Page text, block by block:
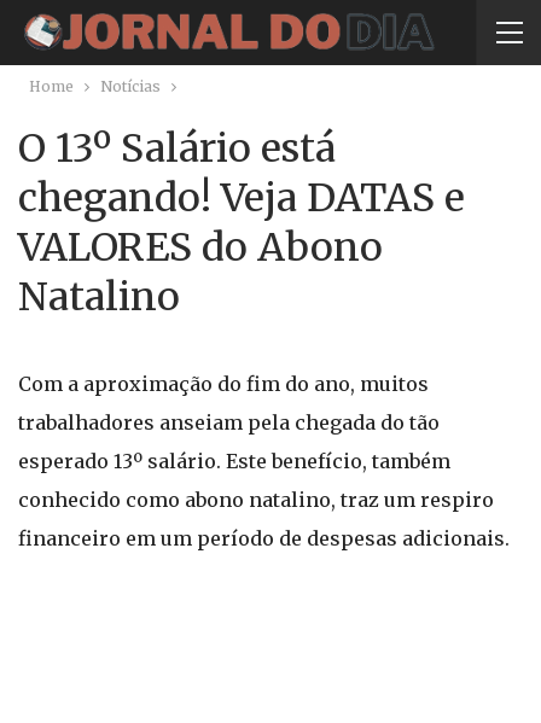
Home Notícias
O 13º Salário está
chegando! Veja DATAS e
VALORES do Abono
Natalino
Com a aproximação do fim do ano, muitos
trabalhadores anseiam pela chegada do tão
esperado 13º salário. Este benefício, também
conhecido como abono natalino, traz um respiro
financeiro em um período de despesas adicionais.